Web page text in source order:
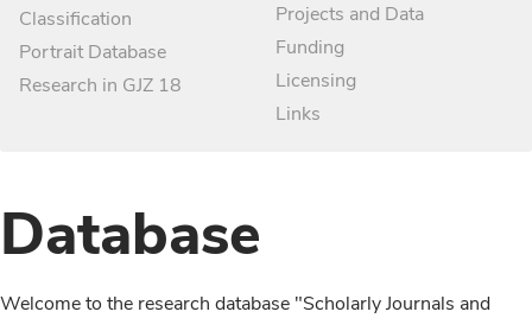
Classification
Portrait Database
Research in GJZ 18
Projects and Data
Funding
Licensing
Links
Database
Welcome to the research database "Scholarly Journals and